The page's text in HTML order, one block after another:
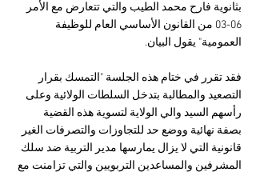
بثانوية فارح محمد الطيب والتي تتعارض مع الأمر
06-03 من القانون الأساسي العام للوظيفة
العمومية" يقول البيان.
فقد تقرر في ختام هذه الجلسة "التمسك بقرار
التصعيد والمطالبة بتدخل السلطات الولائية وعلى
رأسهم السيد والي الولاية لتسوية هذه القضية
بصفة نهائية ووضع حد للتجاوزات والتصرفات الغير
قانونية التي لا يزال يمارسها مدير التربية ضد سلك
المشرفين والمساعدين التربويين والتي تزامنت مع